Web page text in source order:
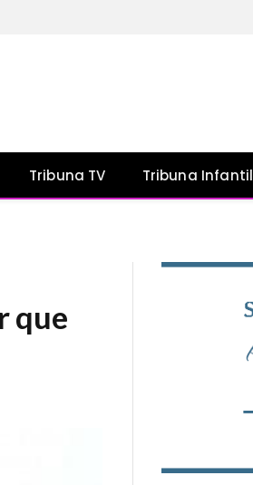
Tribuna TV Tribuna Infantil
que